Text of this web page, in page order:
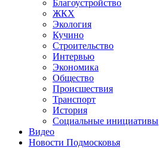
Благоустройство
ЖКХ
Экология
Кучино
Строительство
Интервью
Экономика
Общество
Происшествия
Транспорт
История
Социальные инициативы
Видео
Новости Подмосковья